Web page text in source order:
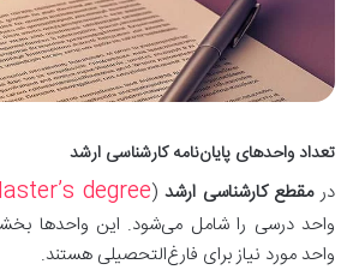
تعداد واحدهای پایان‌نامه کارشناسی ارشد
درمقطع کارشناسی ارشد (
degree
واحد مورد نیاز برای فارغ‌التحصیلی هستند.